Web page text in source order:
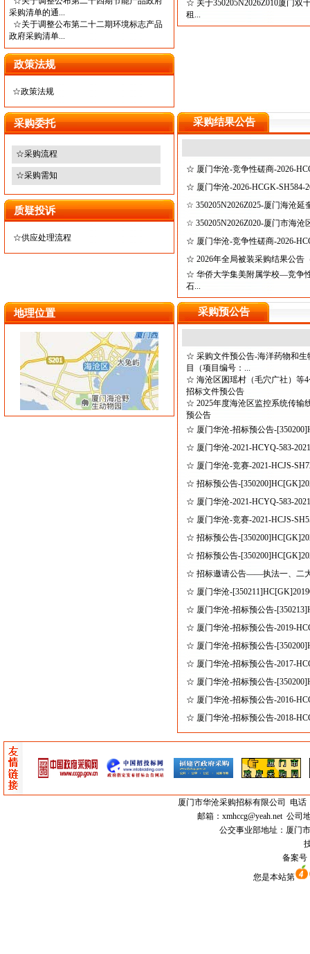
采购清单的通...
☆关于调整公布第二十二期环境标志产品
政府采购清单...
政策法规
☆政策法规
☆ 关于350205N2026Z010厦门
租...
采购委托
☆采购流程
☆采购需知
质疑投诉
☆供应处理流程
采购结果公告
☆ 厦门华沧-竞争性磋商-2026-
☆ 厦门华沧-2026-HCGK-SH584-
☆ 350205N2026Z025-厦门海沧
☆ 350205N2026Z020-厦门市海
☆ 厦门华沧-竞争性磋商-2026-
☆ 2026年全局被装采购结果公告
☆ 华侨大学集美附属学校—竞争
石...
地理位置 采购预公告
☆ 采购文件预公告-海洋药物和
目（项目编号：...
☆ 海沧区囷瑶村（毛穴广社）等
招标文件预公告
☆ 2025年度海沧区监控系统传输
预公告
☆ 厦门华沧-招标预公告-
☆ 厦门华沧-2021-HCYQ-583-
☆ 厦门华沧-竞赛-2021-HCJS-
☆ 招标预公告-
☆ 厦门华沧-2021-HCYQ-583-
☆ 厦门华沧-竞赛-2021-HCJS-
☆ 招标预公告-
☆ 招标预公告-
☆ 招标邀请公告——执法一、二
☆ 厦门华沧-
☆ 厦门华沧-招标预公告-
☆ 厦门华沧-招标预公告-2019-
☆ 厦门华沧-招标预公告-
☆ 厦门华沧-招标预公告-2017-
☆ 厦门华沧-招标预公告-
☆ 厦门华沧-招标预公告-2016-
☆ 厦门华沧-招标预公告-2018-
厦门市华沧采购招标有限公司
电话
邮箱： xmhccg@yeah.net公司地
公交事业部地址：厦门
备案
您是本站第